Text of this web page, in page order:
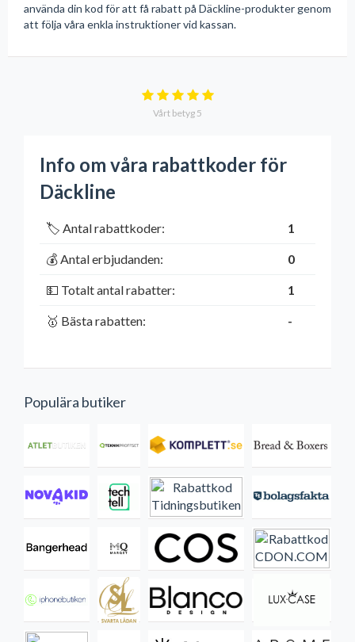
använda din kod för att få rabatt på Däckline-produkter genom
att följa våra enkla instruktioner vid kassan.
Vårt betyg 5
Info om våra rabattkoder för
Däckline
🏷️ Antal rabattkoder: 1
💰 Antal erbjudanden: 0
💵 Totalt antal rabatter: 1
🥇 Bästa rabatten: -
Populära butiker